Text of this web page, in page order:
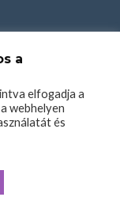
a
elfogadja a
webhelyen
és